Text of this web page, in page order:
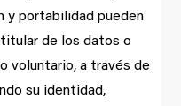
y portabilidad pueden
de los datos o
voluntario, a través de
su identidad,